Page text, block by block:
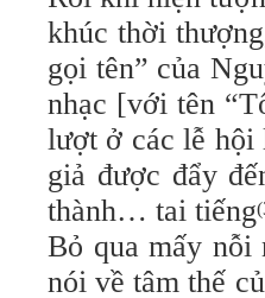
khúc thời
gọi tên” của
nhạc [với tên
lượt ở các lễ hội
giả được đẩy
thành… tai tiếng
Bỏ qua mấy
nói về tâm thế